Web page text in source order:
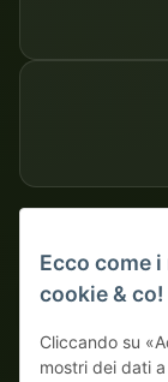
Su fattura
Ecco come
cookie & co!
Cliccando su
mostri dei dati